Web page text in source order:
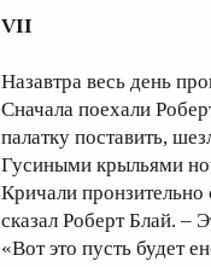
VII
Назавтра весь день
Сначала поехали
палатку поставить,
Гусиными крыльями
Кричали пронзительно
сказал Роберт Блай. –
«Вот это пусть будет